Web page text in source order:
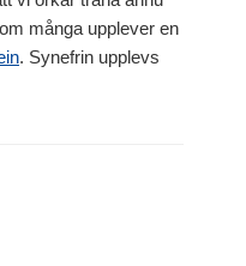
många upplever en
. Synefrin upplevs